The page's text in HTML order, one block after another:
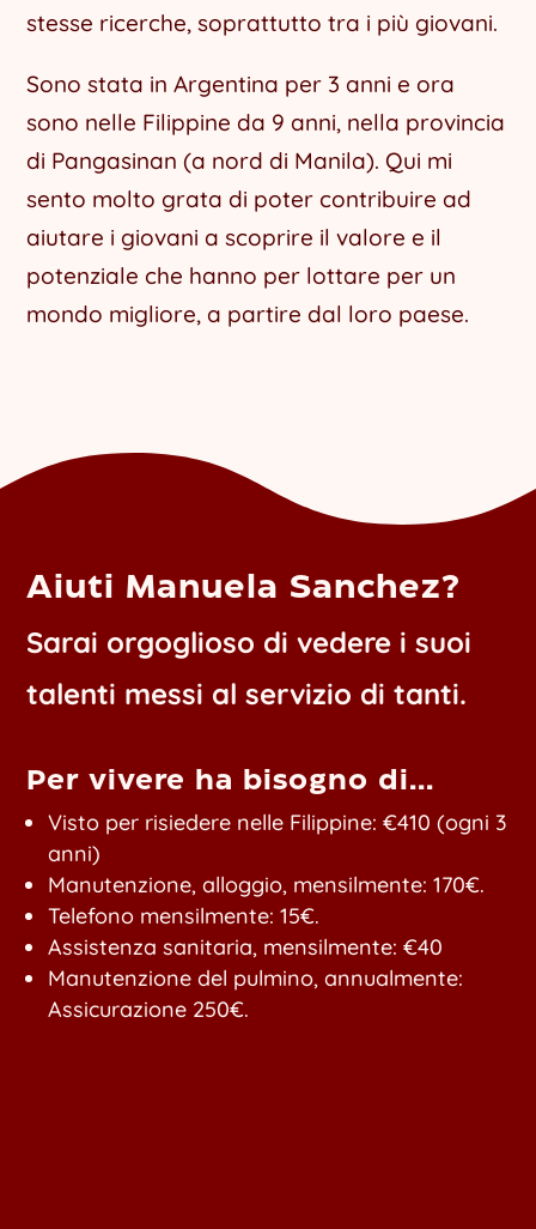
stesse ricerche, soprattutto tra i più giovani.
Sono stata in Argentina per 3 anni e ora
sono nelle Filippine da 9 anni, nella provincia
di Pangasinan (a nord di Manila). Qui mi
sento molto grata di poter contribuire ad
aiutare i giovani a scoprire il valore e il
potenziale che hanno per lottare per un
mondo migliore, a partire dal loro paese.
Aiuti Manuela Sanchez?
Sarai orgoglioso di vedere i suoi
talenti messi al servizio di tanti.
Per vivere ha bisogno di...
Visto per risiedere nelle Filippine: €410 (ogni 3
anni)
Manutenzione, alloggio, mensilmente: 170€.
Telefono mensilmente: 15€.
Assistenza sanitaria, mensilmente: €40
Manutenzione del pulmino, annualmente:
Assicurazione 250€.